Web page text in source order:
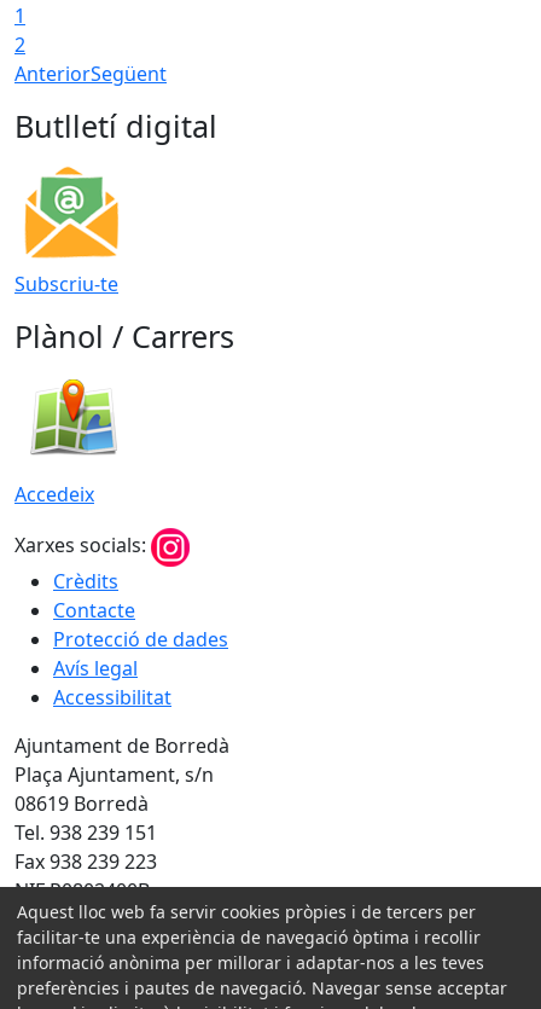
1
2
AnteriorSegüent
Butlletí digital
Subscriu-te
Plànol / Carrers
Accedeix
Xarxes socials:
Crèdits
Contacte
Protecció de dades
Avís legal
Accessibilitat
Ajuntament de Borredà
Plaça Ajuntament, s/n
08619 Borredà
Tel. 938 239 151
Fax 938 239 223
NIF P0802400B
Amb la col·laboració de:
Aquest lloc web fa servir cookies pròpies i de tercers per
facilitar-te una experiència de navegació òptima i recollir
informació anònima per millorar i adaptar-nos a les teves
preferències i pautes de navegació. Navegar sense acceptar